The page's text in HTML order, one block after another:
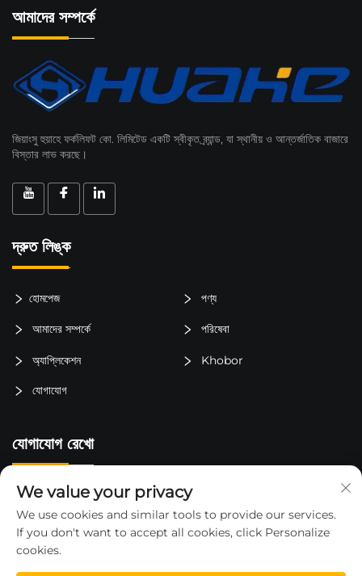
আমাদের সম্পর্কে
জিয়াংসু হুয়াহে ফর্কলিফট কো. লিমিটেড একটি স্বীকৃত ব্র্যান্ড, যা স্থানীয় ও আন্তর্জাতিক বাজারে
বিস্তার লাভ করছে।
দ্রুত লিঙ্ক
হোমপেজ পণ্য
আমাদের সম্পর্কে পরিষেবা
অ্যাপ্লিকেশন Khobor
যোগাযোগ
যোগাযোগ রেখো
চীন, জিয়াংসু প্রদেশ, তাইজৌ শহর, লুকিয়াও জেলা, জিনকিং টাউন, লিবেই গ্রাম
15325652000
[email protected]
We value your privacy
We use cookies and similar tools to provide our services.
If you don't want to accept all cookies, click Personalize
cookies.